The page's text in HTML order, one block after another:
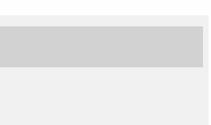
Docs_México